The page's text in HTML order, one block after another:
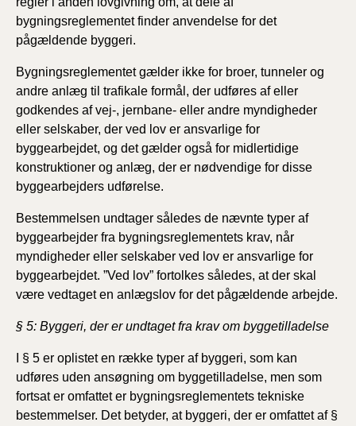
bygningsreglementet finder anvendelse for det
pågældende byggeri.
Bygningsreglementet gælder ikke for broer, tunneler og
andre anlæg til trafikale formål, der udføres af eller
godkendes af vej-, jernbane- eller andre myndigheder
eller selskaber, der ved lov er ansvarlige for
byggearbejdet, og det gælder også for midlertidige
konstruktioner og anlæg, der er nødvendige for disse
byggearbejders udførelse.
Bestemmelsen undtager således de nævnte typer af
byggearbejder fra bygningsreglementets krav, når
myndigheder eller selskaber ved lov er ansvarlige for
byggearbejdet. ”Ved lov” fortolkes således, at der skal
være vedtaget en anlægslov for det pågældende arbejde.
§ 5: Byggeri, der er undtaget fra krav om byggetilladelse
I § 5 er oplistet en række typer af byggeri, som kan
udføres uden ansøgning om byggetilladelse, men som
fortsat er omfattet er bygningsreglementets tekniske
bestemmelser. Det betyder, at byggeri, der er omfattet af §